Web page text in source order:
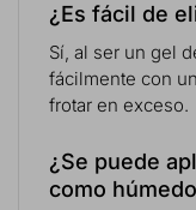
¿Es fácil de
Sí, al ser un gel
fácilmente con
frotar en exceso.
¿Se puede
como